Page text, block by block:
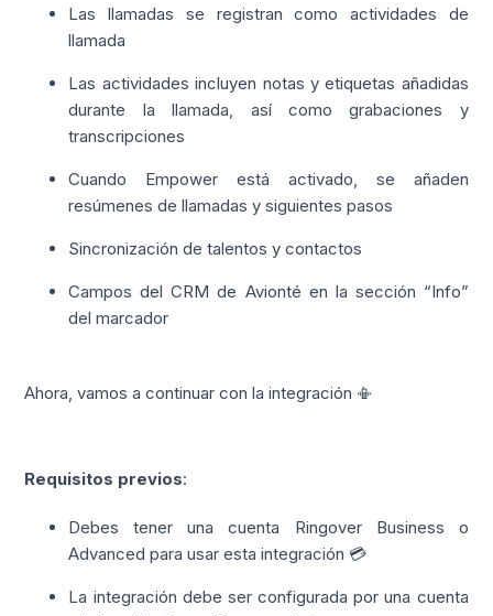
Las llamadas se registran como actividades de
llamada
Las actividades incluyen notas y etiquetas añadidas
durante la llamada, así como grabaciones y
transcripciones
Cuando Empower está activado, se añaden
resúmenes de llamadas y siguientes pasos
Sincronización de talentos y contactos
Campos del CRM de Avionté en la sección “Info”
del marcador
Ahora, vamos a continuar con la integración 📳
Requisitos previos:
Debes tener una cuenta Ringover Business o
Advanced para usar esta integración 💳
La integración debe ser configurada por una cuenta